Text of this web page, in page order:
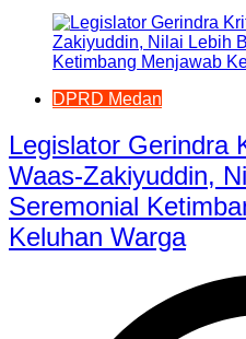
DPRD Medan
Legislator Gerindra
Waas-Zakiyuddin,
Seremonial
Keluhan Warga